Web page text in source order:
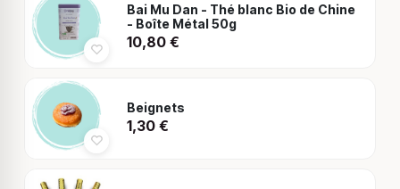
Bai Mu Dan - Thé blanc Bio de Chine
- Boîte Métal 50g
10,80 €
Beignets
1,30 €